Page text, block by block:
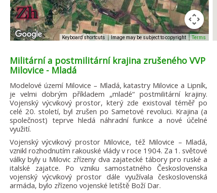
Keyboard shortcuts Image may be subject to copyright Terms
Militární a postmilitární krajina zrušeného VVP
Milovice - Mladá
Modelové území Milovice – Mladá, katastry Milovice a Lipník,
je velmi dobrým příkladem „mladé“ postmilitární krajiny.
Vojenský výcvikový prostor, který zde existoval téměř po
celé 20. století, byl zrušen po Sametové revoluci. Krajina (a
společnost) teprve hledá náhradní funkce a nové účelné
využití.
Vojenský výcvikový prostor Milovice, též Milovice – Mladá,
vznikl rozhodnutím rakouské vlády v roce 1904. Za 1. světové
války byly u Milovic zřízeny dva zajatecké tábory pro ruské a
italské zajatce. Po vzniku samostatného Československa
vojenský výcvikový prostor dále využívala československá
armáda, bylo zřízeno vojenské letiště Boží Dar.